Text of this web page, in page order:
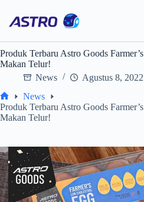
content
Produk Terbaru Astro Goods
Makan Telur!
News
Agustus 8, 2022
Home
News
Produk Terbaru Astro Goods
Makan Telur!